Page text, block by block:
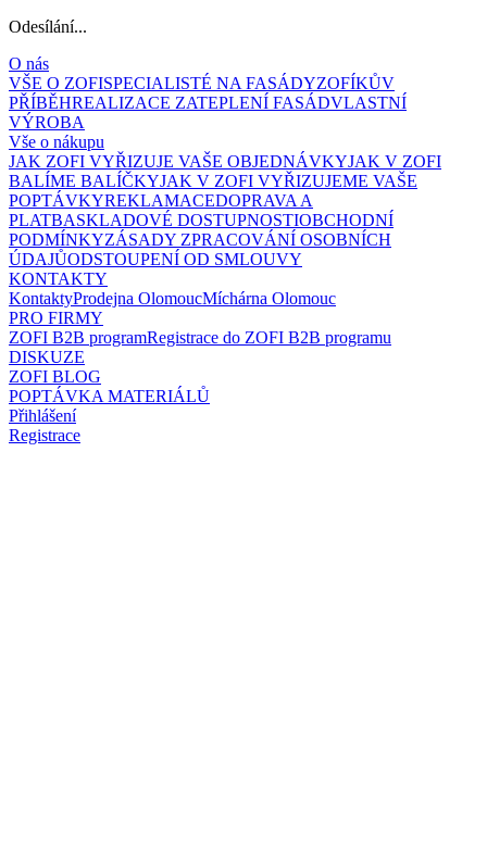
Odesílání...
O nás
VŠE O ZOFISPECIALISTÉ NA FASÁDYZOFÍKŮV
PŘÍBĚHREALIZACE ZATEPLENÍ FASÁDVLASTNÍ
VÝROBA
Vše o nákupu
JAK ZOFI VYŘIZUJE VAŠE OBJEDNÁVKYJAK V ZOFI
BALÍME BALÍČKYJAK V ZOFI VYŘIZUJEME VAŠE
POPTÁVKYREKLAMACEDOPRAVA A
PLATBASKLADOVÉ DOSTUPNOSTIOBCHODNÍ
PODMÍNKYZÁSADY ZPRACOVÁNÍ OSOBNÍCH
ÚDAJŮODSTOUPENÍ OD SMLOUVY
KONTAKTY
KontaktyProdejna OlomoucMíchárna Olomouc
PRO FIRMY
ZOFI B2B programRegistrace do ZOFI B2B programu
DISKUZE
ZOFI BLOG
POPTÁVKA MATERIÁLŮ
Přihlášení
Registrace